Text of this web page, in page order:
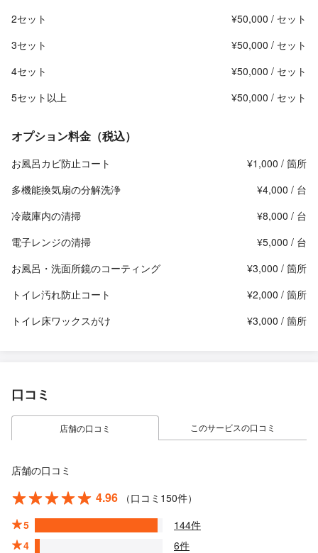
2セット
¥50,000 / セット
3セット
¥50,000 / セット
4セット
¥50,000 / セット
5セット以上
¥50,000 / セット
オプション料金（税込）
お風呂カビ防止コート
¥1,000 / 箇所
多機能換気扇の分解洗浄
¥4,000 / 台
冷蔵庫内の清掃
¥8,000 / 台
電子レンジの清掃
¥5,000 / 台
お風呂・洗面所鏡のコーティング
¥3,000 / 箇所
トイレ汚れ防止コート
¥2,000 / 箇所
トイレ床ワックスがけ
¥3,000 / 箇所
口コミ
店舗の口コミ このサービスの口コミ
店舗の口コミ
4.96
（口コミ150件）
5
144件
4
6件